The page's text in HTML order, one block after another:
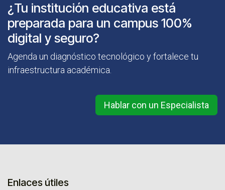
¿Tu institución educativa está
preparada para un campus 100%
digital y seguro?
Agenda un diagnóstico tecnológico y fortalece tu
infraestructura académica.
Hablar con un Especialista
Enlaces útiles